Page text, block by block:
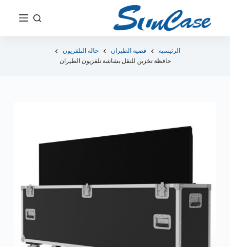
الرئيسية قضية الطيران
حالة التلفزيون
حافظة تخزين للنقل بشاشة تلفزيون الطيران